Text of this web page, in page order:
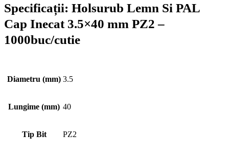
Specificații: Holsurub Lemn Si PAL
Cap Inecat 3.5×40 mm PZ2 –
1000buc/cutie
Diametru (mm) 3.5
Lungime (mm) 40
Tip Bit PZ2